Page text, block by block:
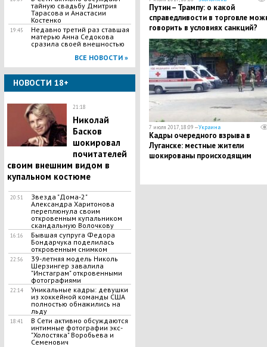
тайную свадьбу Дмитрия
Тарасова и Анастасии
Костенко
19:45
Недавно третий раз ставшая
матерью Анна Седокова
сразила своей внешностью
ВСЕ НОВОСТИ »
НОВОСТИ 18+
21:18
Николай
Басков
шокировал
почитателей
своим внешним видом в
купальном костюме
20:51
Звезда "Дома-2"
Александра Харитонова
переплюнула своим
откровенным купальником
скандальную Волочкову
16:16
Бывшая супруга Федора
Бондарчука поделилась
откровенным снимком
22:56
39-летняя модель Николь
Шерзингер завалила
"Инстаграм" откровенными
фотографиями
22:14
​Уникальные кадры: девушки
из хоккейной команды США
полностью обнажились на
льду
18:41
В Сети активно обсуждаются
интимные фотографии экс-
"Холостяка" Воробьева и
Семенович
Путин – Трампу: о какой
справедливости в торговле
говорить в условиях санкций?
7 июля 2017, 18:09 —Украина
Кадры очередного взрыва в
Луганске: местные жители
шокированы происходящим